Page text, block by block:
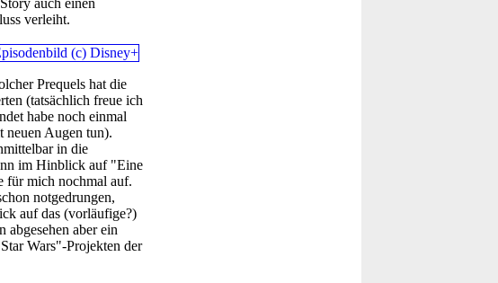
auch einen
verleiht.
Prequels hat die
(tatsächlich freue ich
habe noch einmal
neuen Augen tun).
in die
im Hinblick auf "Eine
für mich nochmal auf.
notgedrungen,
auf das (vorläufige?)
aber ein
Wars"-Projekten der